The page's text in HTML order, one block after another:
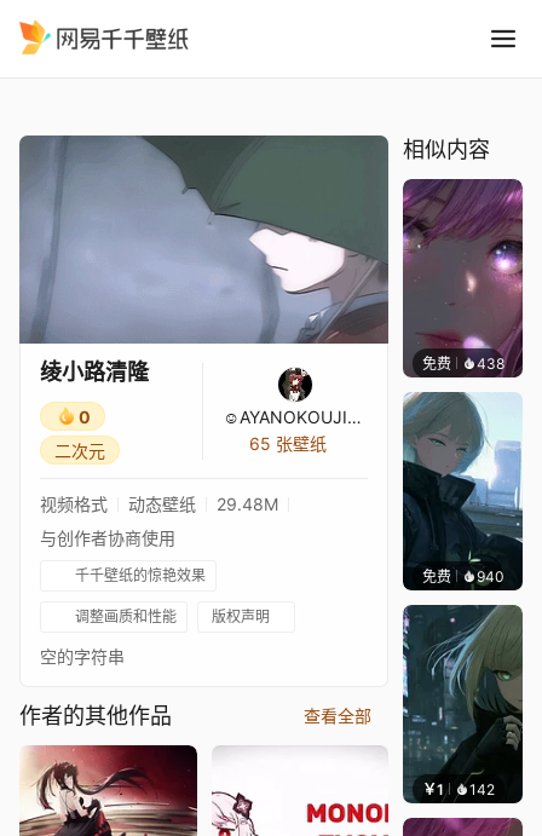
绫小路清隆
0
二次元
☺AYANOKOUJI♫♣KIYOTAKA☺
65 张壁纸
视频格式 动态壁纸
29.48M
与创作者协商使用
千千壁纸的惊艳效果
调整画质和性能 版权声明
空的字符串
作者的其他作品 查看全部
相似内容
免费 438辰东
免费 940辰东
￥1 142